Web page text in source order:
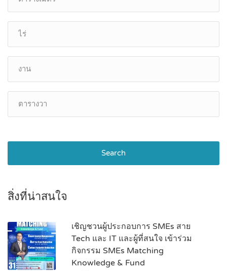
Search
สิ่งที่น่าสนใจ
เชิญชวนผู้ประกอบการ SMEs สาย
Tech และ IT และผู้ที่สนใจ เข้าร่วม
กิจกรรม SMEs Matching
Knowledge & Fund